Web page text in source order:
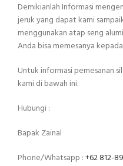
Demikianlah Informasi
jeruk yang dapat kami
menggunakan atap seng
Anda bisa memesanya
Untuk informasi pemesanan
kami di bawah ini.
Hubungi :
Bapak Zainal
Phone/Whatsapp :+62 812-